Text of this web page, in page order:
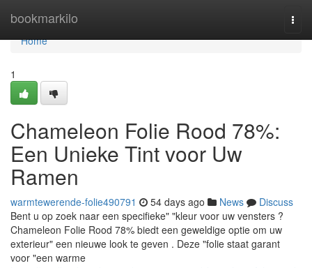
bookmarkilo
Home
Home
1
Chameleon Folie Rood 78%:
Een Unieke Tint voor Uw
Ramen
warmtewerende-folie490791 54 days ago News
Discuss
Bent u op zoek naar een specifieke" "kleur voor uw vensters ?
Chameleon Folie Rood 78% biedt een geweldige optie om uw
exterieur" een nieuwe look te geven . Deze "folie staat garant
voor "een warme